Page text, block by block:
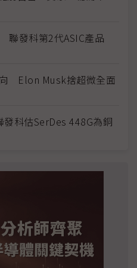
發科第2代ASIC產品
Elon Musk捨超微全面
科估SerDes 448G為銅